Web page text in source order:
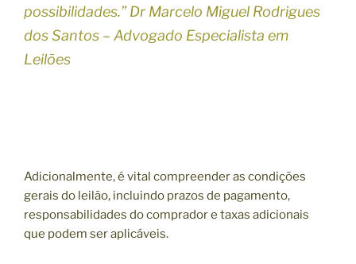
possibilidades.” Dr Marcelo Miguel Rodrigues
dos Santos – Advogado Especialista em
Leilões
Adicionalmente, é vital compreender as condições
gerais do leilão, incluindo prazos de pagamento,
responsabilidades do comprador e taxas adicionais
que podem ser aplicáveis.